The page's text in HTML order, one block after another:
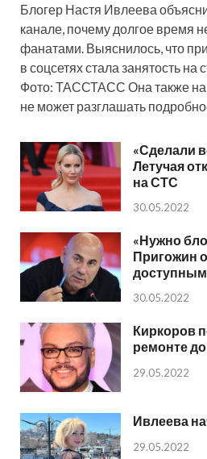
Блогер Настя Ивлеева
канале, почему долгое время
фанатами. Выяснилось, что
в соцсетях стала занятость на
Фото: ТАССТАСС Она также
не может разглашать
«Сделали
Летучая
на СТС
30.05.2022
«Нужно
Пригожин
30.05.2022
Киркоров
ремонте
29.05.2022
Ивлеева
29.05.2022